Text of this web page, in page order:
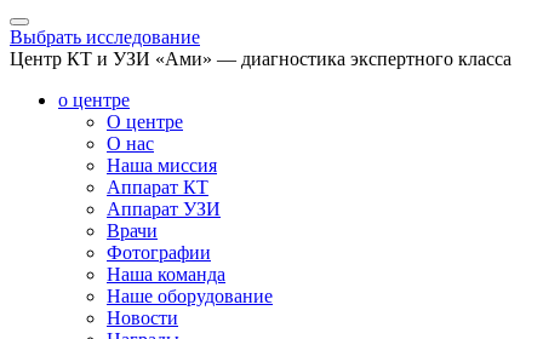
Выбрать исследование
Центр КТ и УЗИ «Ами» — диагностика экспертного класса
о центре
О центре
О нас
Наша миссия
Аппарат КТ
Аппарат УЗИ
Врачи
Фотографии
Наша команда
Наше оборудование
Новости